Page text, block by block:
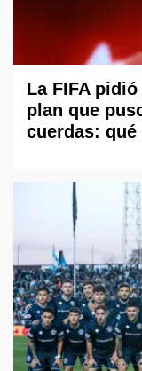
La FIFA
plan que
cuerdas: